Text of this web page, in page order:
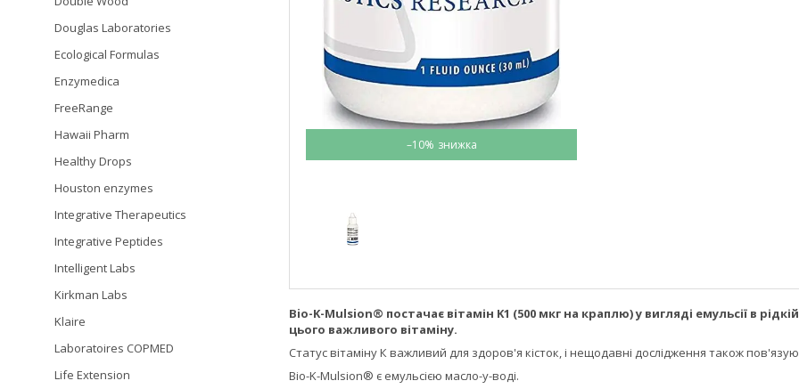
–10%
Bio-K-Mulsion® постачає вітамін K1 (500 мкг на краплю) у вигляді емульсії в
цього важливого вітаміну.
Статус вітаміну К важливий для здоров'я кісток, і нещодавні дослідження також
Bio-K-Mulsion® є емульсією масло-у-воді.
Douglas Laboratories
Ecological Formulas
Enzymedica
FreeRange
Hawaii Pharm
Healthy Drops
Houston enzymes
Integrative Therapeutics
Integrative Peptides
Intelligent Labs
Kirkman Labs
Klaire
Laboratoires COPMED
Life Extension